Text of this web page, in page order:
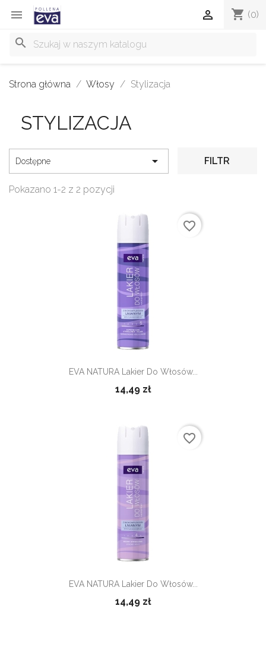
 shopping_cart (0)

search
Strona główna Włosy Stylizacja
STYLIZACJA
Dostępne  FILTR
Pokazano 1-2 z 2 pozycji
EVA NATURA Lakier Do Włosów...
14,49 zł
favorite_border
EVA NATURA Lakier Do Włosów...
14,49 zł
favorite_border